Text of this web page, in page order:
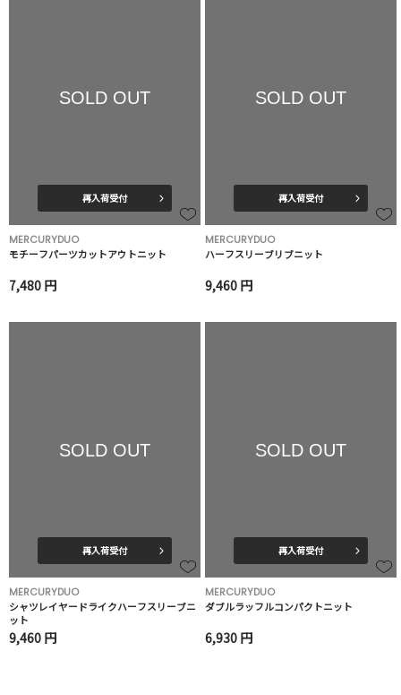
SOLD OUT
再入荷受付
MERCURYDUO
モチーフパーツカットアウトニット
7,480 円
SOLD OUT
再入荷受付
MERCURYDUO
ハーフスリーブリブニット
9,460 円
SOLD OUT
再入荷受付
MERCURYDUO
シャツレイヤードライクハーフスリーブニ
ット
9,460 円
SOLD OUT
再入荷受付
MERCURYDUO
ダブルラッフルコンパクトニット
6,930 円